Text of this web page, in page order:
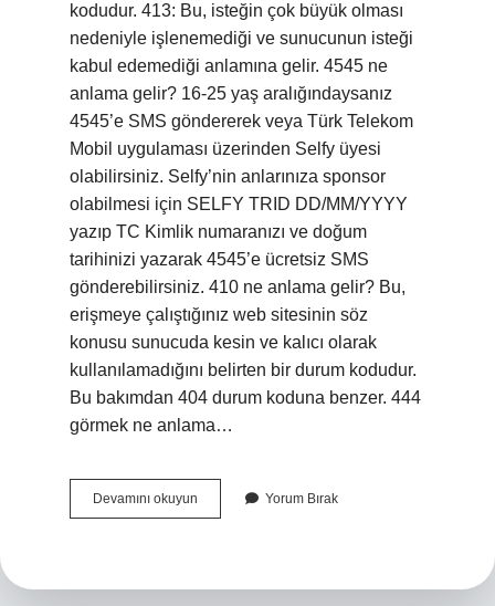
kodudur. 413: Bu, isteğin çok büyük olması
nedeniyle işlenemediği ve sunucunun isteği
kabul edemediği anlamına gelir. 4545 ne
anlama gelir? 16-25 yaş aralığındaysanız
4545’e SMS göndererek veya Türk Telekom
Mobil uygulaması üzerinden Selfy üyesi
olabilirsiniz. Selfy’nin anlarınıza sponsor
olabilmesi için SELFY TRID DD/MM/YYYY
yazıp TC Kimlik numaranızı ve doğum
tarihinizi yazarak 4545’e ücretsiz SMS
gönderebilirsiniz. 410 ne anlama gelir? Bu,
erişmeye çalıştığınız web sitesinin söz
konusu sunucuda kesin ve kalıcı olarak
kullanılamadığını belirten bir durum kodudur.
Bu bakımdan 404 durum koduna benzer. 444
görmek ne anlama…
Devamını okuyun
Ne
Yorum Bırak